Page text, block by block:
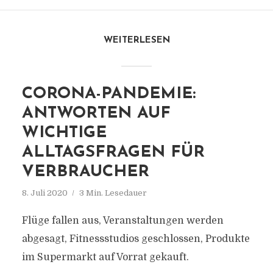
WEITERLESEN
CORONA-PANDEMIE:
ANTWORTEN AUF
WICHTIGE
ALLTAGSFRAGEN FÜR
VERBRAUCHER
8. Juli 2020 3 Min. Lesedauer
Flüge fallen aus, Veranstaltungen werden
abgesagt, Fitnessstudios geschlossen, Produkte
im Supermarkt auf Vorrat gekauft.